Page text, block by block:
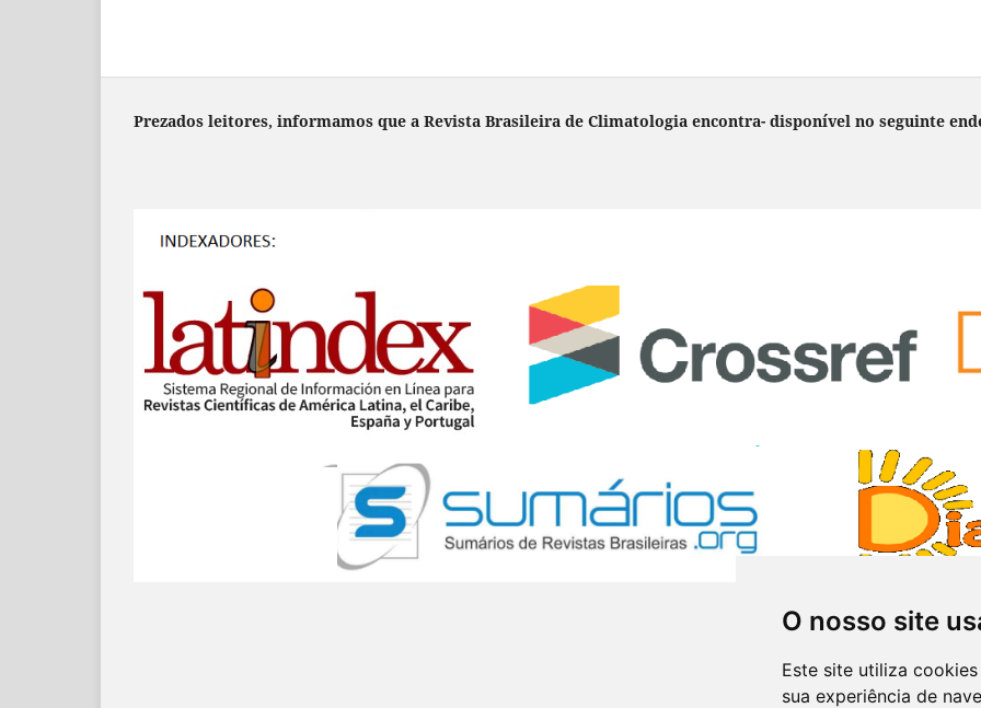
O nosso site
Este site utiliza
sua experiência de
Prezados leitores, informamos que a Revista Brasileira de Climatologia encontra- disponível no seguinte